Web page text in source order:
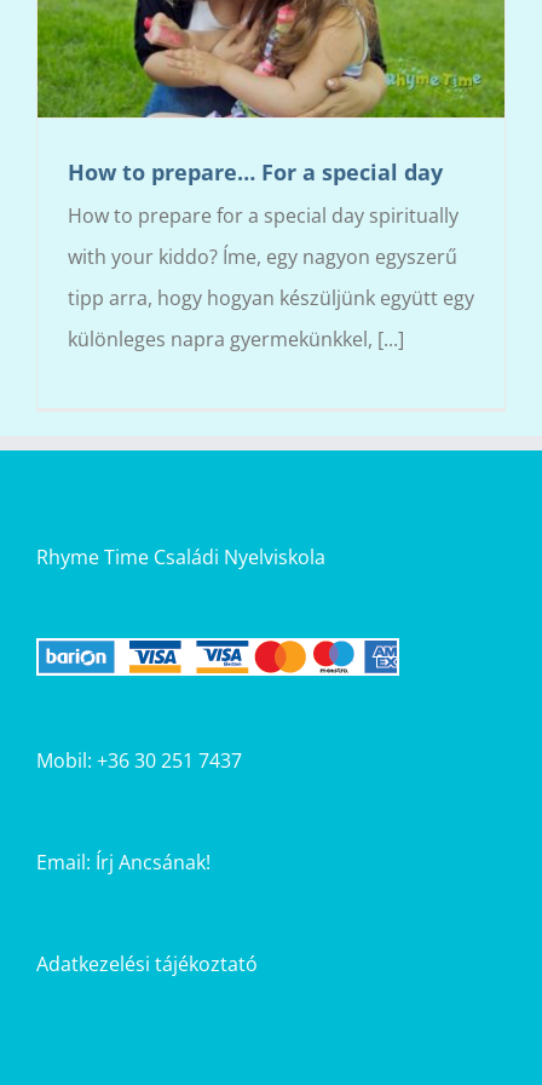
How to prepare… For a special day
How to prepare for a special day spiritually
with your kiddo? Íme, egy nagyon egyszerű
tipp arra, hogy hogyan készüljünk együtt egy
különleges napra gyermekünkkel, [...]
Rhyme Time Családi Nyelviskola
Mobil: +36 30 251 7437
Email: Írj Ancsának!
Adatkezelési tájékoztató